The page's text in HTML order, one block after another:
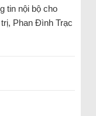
tin nội bộ cho
Phan Đình Trạc